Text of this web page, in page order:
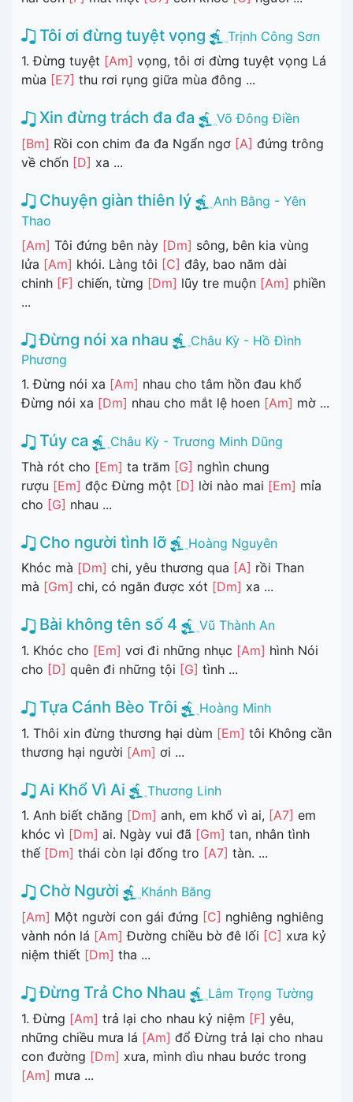
Tôi ơi đừng tuyệt vọng
Trịnh Công Sơn
1. Đừng tuyệt [Am] vọng, tôi ơi đừng tuyệt vọng Lá
mùa [E7] thu rơi rụng giữa mùa đông ...
Xin đừng trách đa đa
Võ Đông Điền
[Bm] Rồi con chim đa đa Ngẩn ngơ [A] đứng trông
về chốn [D] xa ...
Chuyện giàn thiên lý
Anh Bằng - Yên
Thao
[Am] Tôi đứng bên này [Dm] sông, bên kia vùng
lửa [Am] khói. Làng tôi [C] đây, bao năm dài
chinh [F] chiến, từng [Dm] lũy tre muộn [Am] phiền
...
Đừng nói xa nhau
Châu Kỳ - Hồ Đình
Phương
1. Đừng nói xa [Am] nhau cho tâm hồn đau khổ
Đừng nói xa [Dm] nhau cho mắt lệ hoen [Am] mờ ...
Túy ca
Châu Kỳ - Trương Minh Dũng
Thà rót cho [Em] ta trăm [G] nghìn chung
rượu [Em] độc Đừng một [D] lời nào mai [Em] mỉa
cho [G] nhau ...
Cho người tình lỡ
Hoàng Nguyên
Khóc mà [Dm] chi, yêu thương qua [A] rồi Than
mà [Gm] chi, có ngăn được xót [Dm] xa ...
Bài không tên số 4
Vũ Thành An
1. Khóc cho [Em] vơi đi những nhục [Am] hình Nói
cho [D] quên đi những tội [G] tình ...
Tựa Cánh Bèo Trôi
Hoàng Minh
1. Thôi xin đừng thương hại dùm [Em] tôi Không cần
thương hại người [Am] ơi ...
Ai Khổ Vì Ai
Thương Linh
1. Anh biết chăng [Dm] anh, em khổ vì ai, [A7] em
khóc vì [Dm] ai. Ngày vui đã [Gm] tan, nhân tình
thế [Dm] thái còn lại đống tro [A7] tàn. ...
Chờ Người
Khánh Băng
[Am] Một người con gái đứng [C] nghiêng nghiêng
vành nón lá [Am] Đường chiều bờ đê lối [C] xưa kỷ
niệm thiết [Dm] tha ...
Đừng Trả Cho Nhau
Lâm Trọng Tường
1. Đừng [Am] trả lại cho nhau kỷ niệm [F] yêu,
những chiều mưa lá [Am] đổ Đừng trả lại cho nhau
con đường [Dm] xưa, mình dìu nhau bước trong
[Am] mưa ...